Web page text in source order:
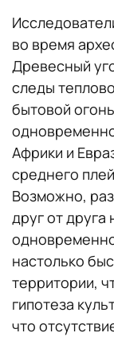
во время
Древесный
следы
бытовой
Африки и
среднего
Возможно,
друг от друга
настолько
территории,
гипотеза
что